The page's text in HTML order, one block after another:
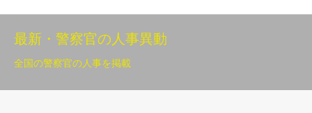
最新・警察官の人事異動
全国の警察官の人事を掲載